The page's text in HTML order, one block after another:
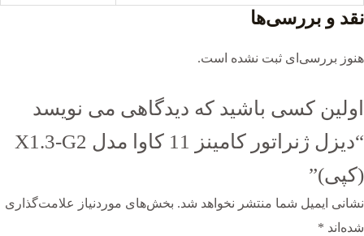
نقد و بررسی‌ها
هنوز بررسی‌ای ثبت نشده است.
اولین کسی باشید که دیدگاهی می نویسد
“دیزل ژنراتور کامینز 11 کاوا مدل X1.3-G2
(کپی)”
نشانی ایمیل شما منتشر نخواهد شد. بخش‌های موردنیاز علامت‌گذاری
شده‌اند *